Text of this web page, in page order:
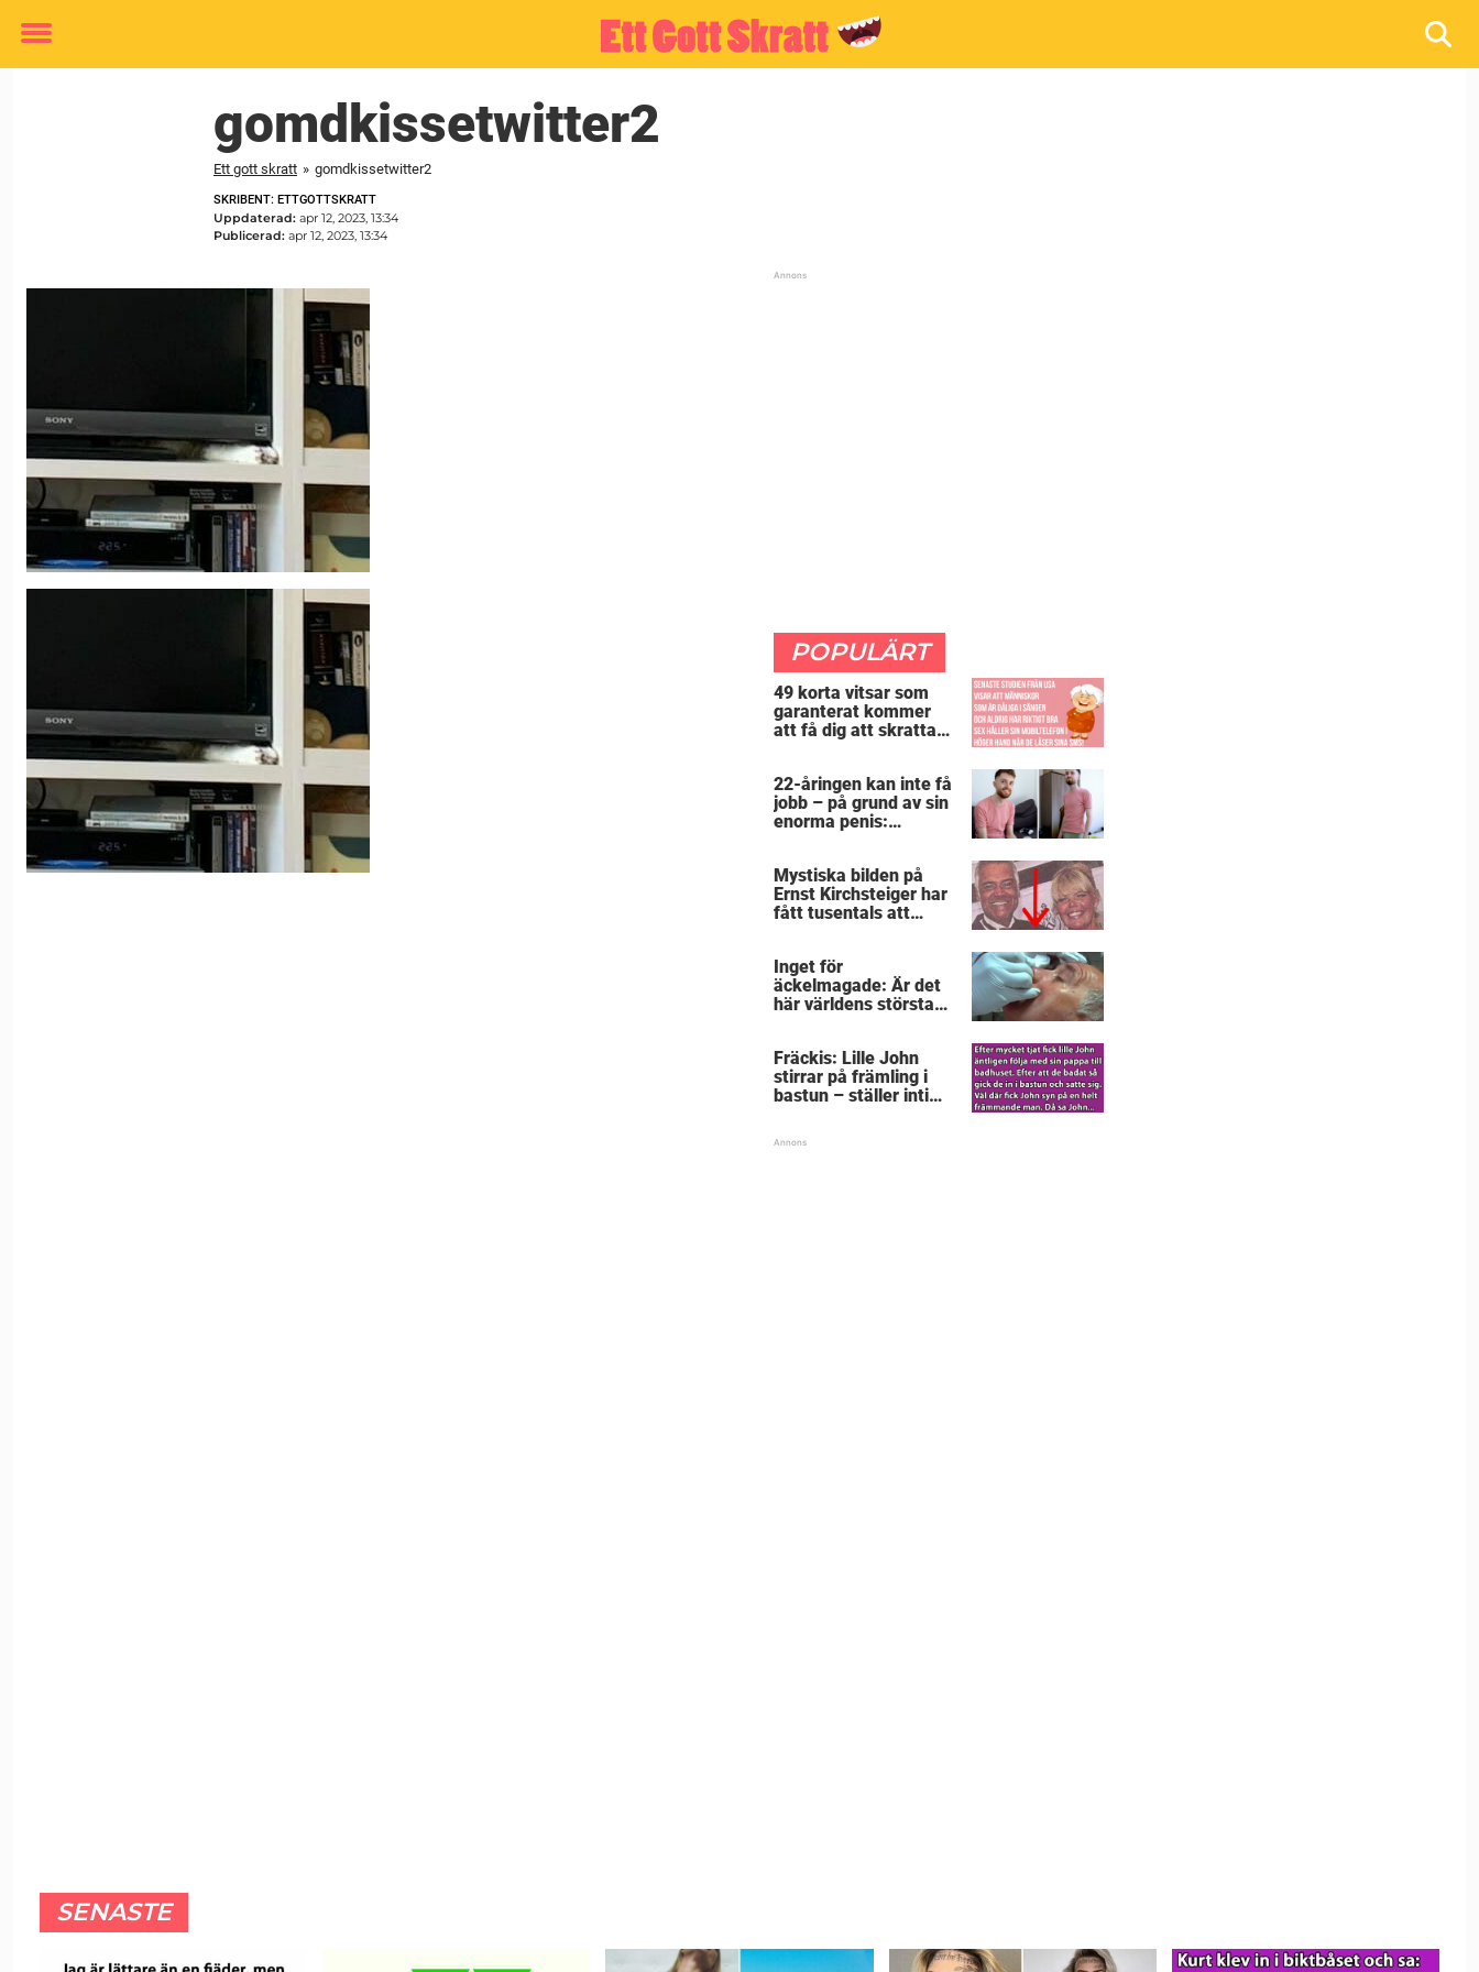
Toggle
gomdkissetwitter2
Ett gott skratt » gomdkissetwitter2
SKRIBENT: ETTGOTTSKRATT
Uppdaterad: apr 12, 2023, 13:34
Publicerad: apr 12, 2023, 13:34
POPULÄRT
49 korta vitsar som
garanterat kommer
att få dig att skratta
22-åringen kan inte få
jobb – på grund av sin
enorma penis:
Mystiska bilden på
Ernst Kirchsteiger har
fått tusentals att
Inget för
äckelmagade: Är det
här världens största
Fräckis: Lille John
stirrar på främling i
bastun – ställer intim
SENASTE